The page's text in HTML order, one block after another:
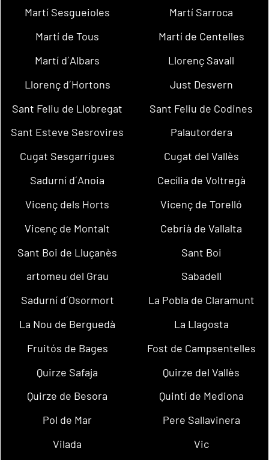
Martí Sesgueioles
Martí Sarroca
Martí de Tous
Martí de Centelles
Martí d´Albars
Llorenç Savall
Llorenç d´Hortons
Just Desvern
Sant Feliu de Llobregat
Sant Feliu de Codines
Sant Esteve Sesrovires
Palautordera
Cugat Sesgarrigues
Cugat del Vallès
Sadurní d´Anoia
Cecília de Voltregà
Vicenç dels Horts
Vicenç de Torelló
Vicenç de Montalt
Cebrià de Vallalta
Sant Boi de Lluçanès
Sant Boi
artomeu del Grau
Sabadell
Sadurní d´Osormort
La Pobla de Claramunt
La Nou de Berguedà
La Llagosta
Fruitós de Bages
Fost de Campsentelles
Quirze Safaja
Quirze del Vallès
Quirze de Besora
Quintí de Mediona
Pol de Mar
Pere Sallavinera
Vilada
Vic